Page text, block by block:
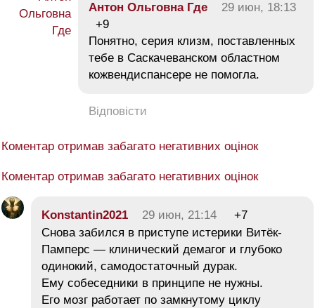
Антон Ольговна Где
29 июн, 18:13
+9
Понятно, серия клизм, поставленных
тебе в Саскачеванском областном
кожвендиспансере не помогла.
Відповісти
Коментар отримав забагато негативних оцінок
Коментар отримав забагато негативних оцінок
Konstantin2021 29 июн, 21:14
+7
Снова забился в приступе истерики Витёк-
Памперс — клинический демагог и глубоко
одинокий, самодостаточный дурак.
Ему собеседники в принципе не нужны.
Его мозг работает по замкнутому циклу